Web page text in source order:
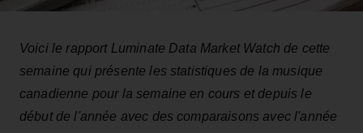
Voici le rapport Luminate Data Market Watch de cette
semaine qui présente les statistiques de la musique
canadienne pour la semaine en cours et depuis le
début de l'année avec des comparaisons avec l'année